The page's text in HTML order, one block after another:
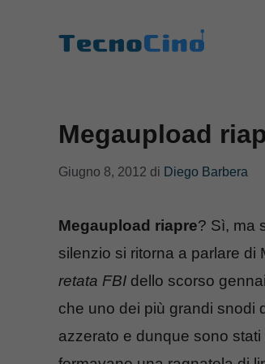
Megaupload
Giugno 8, 2012 di Diego Barbera
Megaupload riapre? Sì, ma
silenzio si ritorna a parlare di
retata FBI dello scorso
che uno dei più grandi snodi
azzerato e dunque sono